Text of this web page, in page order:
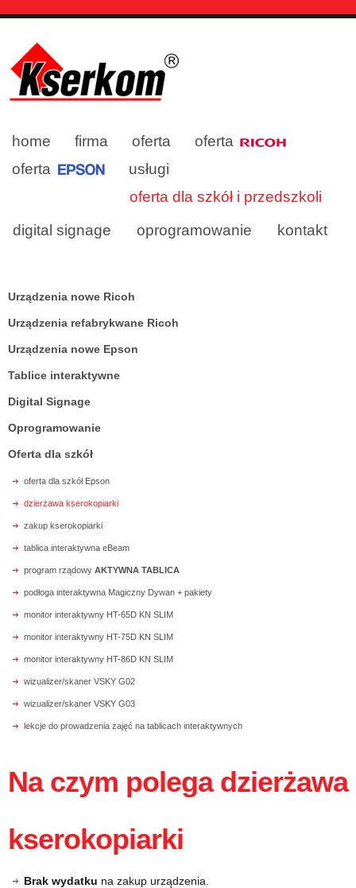
home firma oferta
oferta
oferta
usługi
oferta dla szkół i przedszkoli
digital signage
oprogramowanie kontakt
Urządzenia nowe Ricoh
Urządzenia refabrykwane Ricoh
Urządzenia nowe Epson
Tablice interaktywne
Digital Signage
Oprogramowanie
Oferta dla szkół
oferta dla szkół Epson
dzierżawa kserokopiarki
zakup kserokopiarki
tablica interaktywna eBeam
program rządowy AKTYWNA TABLICA
podłoga interaktywna Magiczny Dywan + pakiety
monitor interaktywny HT-65D KN SLIM
monitor interaktywny HT-75D KN SLIM
monitor interaktywny HT-86D KN SLIM
wizualizer/skaner VSKY G02
wizualizer/skaner VSKY G03
lekcje do prowadzenia zajęć na tablicach interaktywnych
Na czym polega dzierżawa
kserokopiarki
Brak wydatku na zakup urządzenia.